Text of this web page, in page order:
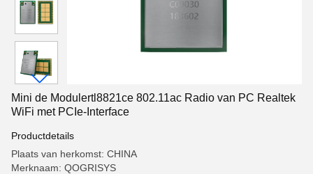
Mini de Modulertl8821ce 802.11ac Radio van PC Realtek
WiFi met PCIe-Interface
Productdetails
Plaats van herkomst: CHINA
Merknaam: QOGRISYS